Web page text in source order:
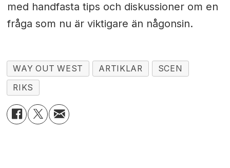
med handfasta tips och diskussioner om en
fråga som nu är viktigare än någonsin.
WAY OUT WEST ARTIKLAR
SCEN
RIKS